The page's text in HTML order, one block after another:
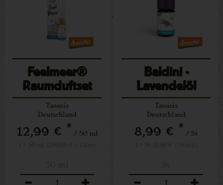
Feelmeer®
Raumduftset
Taoasis
Deutschland
12,99 € * / 50 ml
Baldini -
Lavendelöl
Taoasis
Deutschland
8,99 € * / St